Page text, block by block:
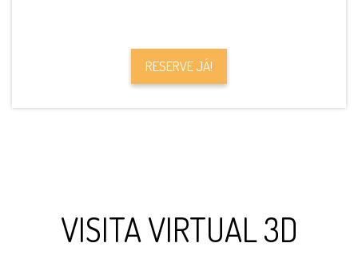
RESERVE JÁ!
VISITA VIRTUAL 3D